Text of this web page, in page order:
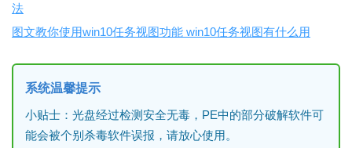
法
图文教你使用win10任务视图功能 win10任务视图有什么用
系统温馨提示
小贴士：光盘经过检测安全无毒，PE中的部分破解软件可
能会被个别杀毒软件误报，请放心使用。